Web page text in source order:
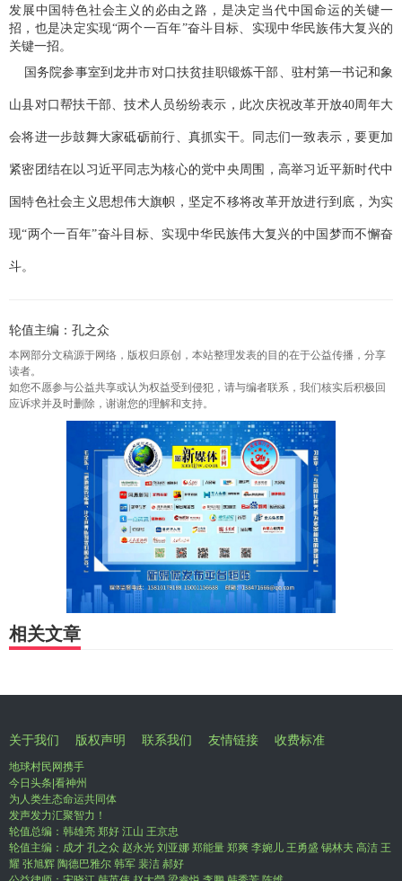
发展中国特色社会主义的必由之路，是决定当代中国命运的关键一
招，也是决定实现“两个一百年”奋斗目标、实现中华民族伟大复兴的
关键一招。
国务院参事室到龙井市对口扶贫挂职锻炼干部、驻村第一书记和象
山县对口帮扶干部、技术人员纷纷表示，此次庆祝改革开放40周年大
会将进一步鼓舞大家砥砺前行、真抓实干。同志们一致表示，要更加
紧密团结在以习近平同志为核心的党中央周围，高举习近平新时代中
国特色社会主义思想伟大旗帜，坚定不移将改革开放进行到底，为实
现“两个一百年”奋斗目标、实现中华民族伟大复兴的中国梦而不懈奋
斗。
轮值主编：孔之众
本网部分文稿源于网络，版权归原创，本站整理发表的目的在于公益传播，分享
读者。
如您不愿参与公益共享或认为权益受到侵犯，请与编者联系，我们核实后积极回
应诉求并及时删除，谢谢您的理解和支持。
相关文章
关于我们 版权声明 联系我们 友情链接 收费标准
地球村民网携手
今日头条|看神州
为人类生态命运共同体
发声发力汇聚智力！
轮值总编：韩雄亮 郑好 江山 王京忠
轮值主编：成才 孔之众 赵永光 刘亚娜 郑能量 郑爽 李婉儿 王勇盛 锡林夫 高洁 王
耀 张旭辉 陶德巴雅尔 韩军 裴洁 郝好